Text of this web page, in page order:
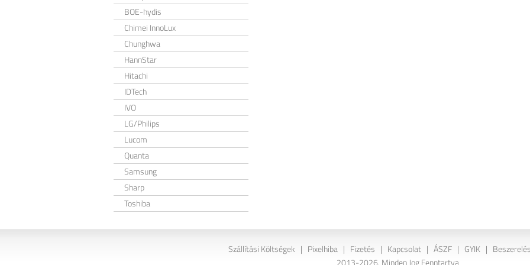
BOE-hydis
Chimei InnoLux
Chunghwa
HannStar
Hitachi
IDTech
IVO
LG/Philips
Lucom
Quanta
Samsung
Sharp
Toshiba
Szállítási Költségek | Pixelhiba | Fizetés | Kapcsolat | ÁSZF | GYIK |
2013-2026. Minden Jog Fenntartva